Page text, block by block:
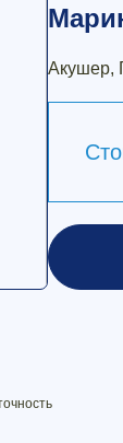
Акушер,